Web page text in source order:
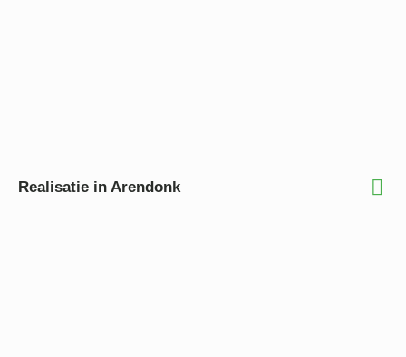
Realisatie in Arendonk